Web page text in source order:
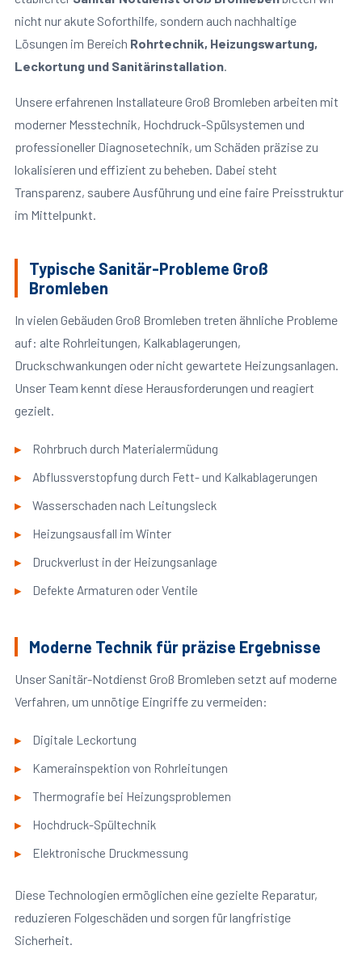
nicht nur akute Soforthilfe, sondern auch nachhaltige
Lösungen im Bereich Rohrtechnik, Heizungswartung,
Leckortung und Sanitärinstallation.
Unsere erfahrenen Installateure Groß Bromleben arbeiten mit
moderner Messtechnik, Hochdruck-Spülsystemen und
professioneller Diagnosetechnik, um Schäden präzise zu
lokalisieren und effizient zu beheben. Dabei steht
Transparenz, saubere Ausführung und eine faire Preisstruktur
im Mittelpunkt.
Typische Sanitär-Probleme Groß
Bromleben
In vielen Gebäuden Groß Bromleben treten ähnliche Probleme
auf: alte Rohrleitungen, Kalkablagerungen,
Druckschwankungen oder nicht gewartete Heizungsanlagen.
Unser Team kennt diese Herausforderungen und reagiert
gezielt.
Rohrbruch durch Materialermüdung
Abflussverstopfung durch Fett- und Kalkablagerungen
Wasserschaden nach Leitungsleck
Heizungsausfall im Winter
Druckverlust in der Heizungsanlage
Defekte Armaturen oder Ventile
Moderne Technik für präzise Ergebnisse
Unser Sanitär-Notdienst Groß Bromleben setzt auf moderne
Verfahren, um unnötige Eingriffe zu vermeiden:
Digitale Leckortung
Kamerainspektion von Rohrleitungen
Thermografie bei Heizungsproblemen
Hochdruck-Spültechnik
Elektronische Druckmessung
Diese Technologien ermöglichen eine gezielte Reparatur,
reduzieren Folgeschäden und sorgen für langfristige
Sicherheit.